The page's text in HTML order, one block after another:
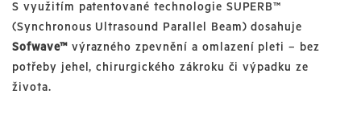
S využitím patentované technologie SUPERB™
(Synchronous Ultrasound Parallel Beam) dosahuje
Sofwave™výrazného zpevnění a omlazení pleti – bez
potřeby jehel, chirurgického zákroku či výpadku ze
života.